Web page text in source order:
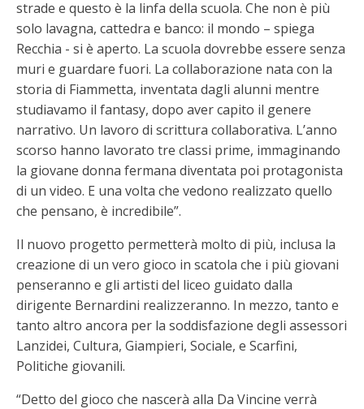
strade e questo è la linfa della scuola. Che non è più
solo lavagna, cattedra e banco: il mondo – spiega
Recchia - si è aperto. La scuola dovrebbe essere senza
muri e guardare fuori. La collaborazione nata con la
storia di Fiammetta, inventata dagli alunni mentre
studiavamo il fantasy, dopo aver capito il genere
narrativo. Un lavoro di scrittura collaborativa. L’anno
scorso hanno lavorato tre classi prime, immaginando
la giovane donna fermana diventata poi protagonista
di un video. E una volta che vedono realizzato quello
che pensano, è incredibile”.
Il nuovo progetto permetterà molto di più, inclusa la
creazione di un vero gioco in scatola che i più giovani
penseranno e gli artisti del liceo guidato dalla
dirigente Bernardini realizzeranno. In mezzo, tanto e
tanto altro ancora per la soddisfazione degli assessori
Lanzidei, Cultura, Giampieri, Sociale, e Scarfini,
Politiche giovanili.
“Detto del gioco che nascerà alla Da Vincine verrà